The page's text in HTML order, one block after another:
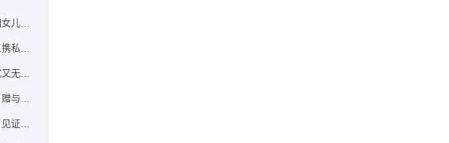
福州律师蔡思斌评析：离婚协议约定房屋归女儿所有，父亲去世后继母能否拒绝过户？
福州律师蔡思斌评析：丈夫离世后天降小三携私生子争遗产，法院正义判决保住原配80%份额！
福州律师蔡思斌评析：录音不具备遗嘱形式又无法证明赠与意愿——法院：按法定继承处理
福州律师蔡思斌解答：变天了：福州继承、赠与房产转让要收20%个税？福州国税官方回复来了！
福州律师蔡思斌评析：见证人欠继承人钱，见证遗嘱还有效吗？